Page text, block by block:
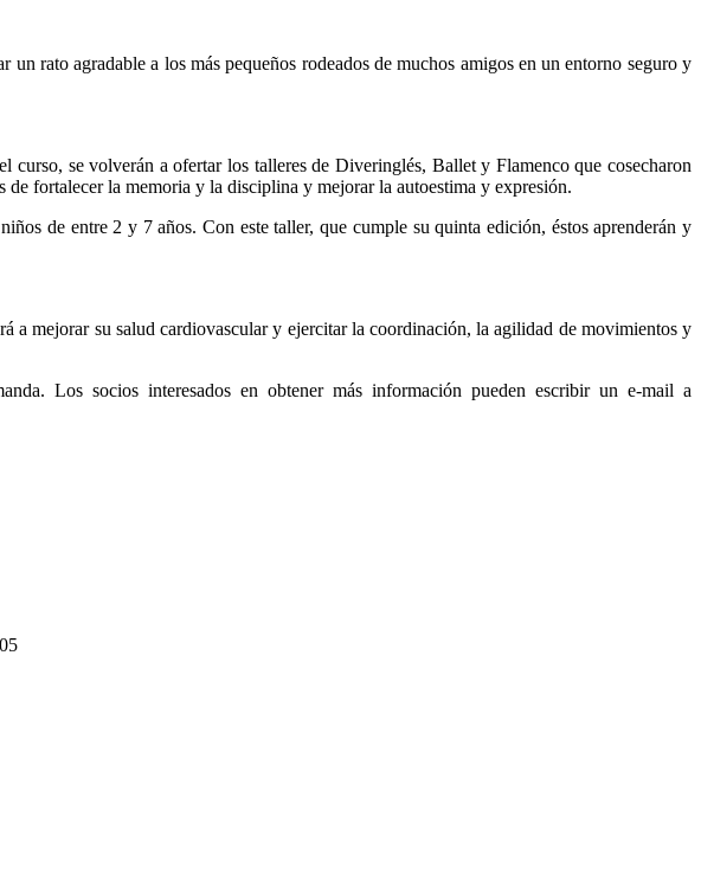
rato agradable a los más pequeños rodeados de muchos amigos en un entorno seguro y
curso, se volverán a ofertar los talleres de Diveringlés, Ballet y Flamenco que cosecharon
fortalecer la memoria y la disciplina y mejorar la autoestima y expresión.
de entre 2 y 7 años. Con este taller, que cumple su quinta edición, éstos aprenderán y
a mejorar su salud cardiovascular y ejercitar la coordinación, la agilidad de movimientos y
Los socios interesados en obtener más información pueden escribir un e-mail a